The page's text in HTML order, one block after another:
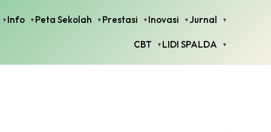
Info Peta Sekolah Prestasi Inovasi Jurnal
CBT LIDI SPALDA